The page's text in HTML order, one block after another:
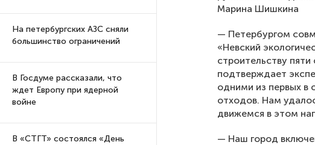
На петербургских АЗС сняли
большинство ограничений
В Госдуме рассказали, что
ждет Европу при ядерной
войне
В «СТГТ» состоялся «День
Марина Шишкина
— Петербургом
«Невский
строительству
подтверждает
одними из первых в
отходов. Нам
движемся в этом
— Наш город